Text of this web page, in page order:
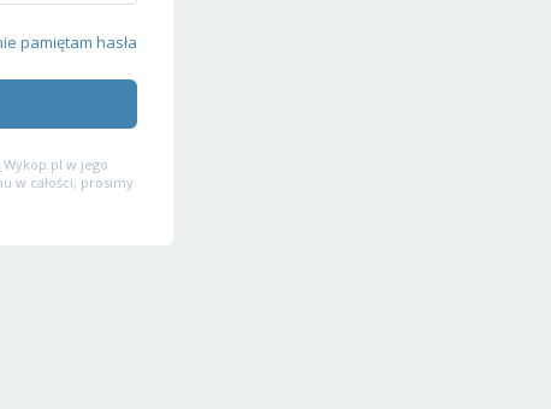
pamiętam hasła
Wykop.pl w jego
w całości, prosimy